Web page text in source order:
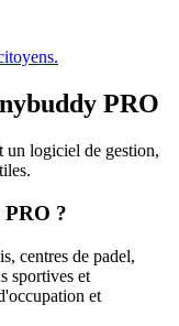
PRO
logiciel de gestion,
PRO ?
centres de padel,
sportives et
et